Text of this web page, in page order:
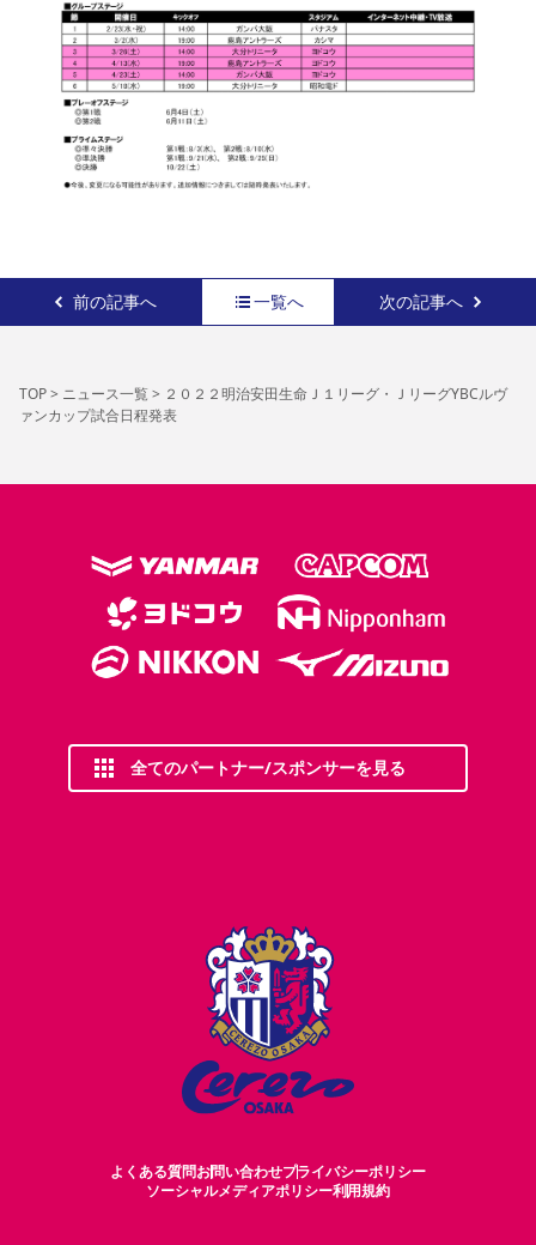
前の記事へ 一覧へ 次の記事へ
TOP> ニュース一覧> ２０２２明治安田生命Ｊ１リーグ・ＪリーグYBCルヴ
ァンカップ試合日程発表
全てのパートナー/スポンサーを見る
よくある質問お問い合わせプライバシーポリシー
ソーシャルメディアポリシー利用規約